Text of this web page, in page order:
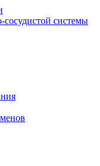
сосудистой системы